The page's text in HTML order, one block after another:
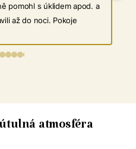
pomohl s úklidem apod. a
až do noci. Pokoje
proběhnout bez
služby adekvátní.
atmosféra